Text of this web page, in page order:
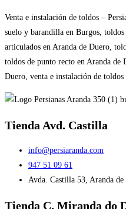
Venta e instalación de toldos –
suelo y barandilla en Burgos,
articulados en Aranda de Duero,
toldos de punto recto en Aranda de
Duero, venta e instalación de toldos
Tienda Avd. Castilla
info@persiaranda.com
947 51 09 61
Avda. Castilla 53, Aranda
Tienda C. Miranda do